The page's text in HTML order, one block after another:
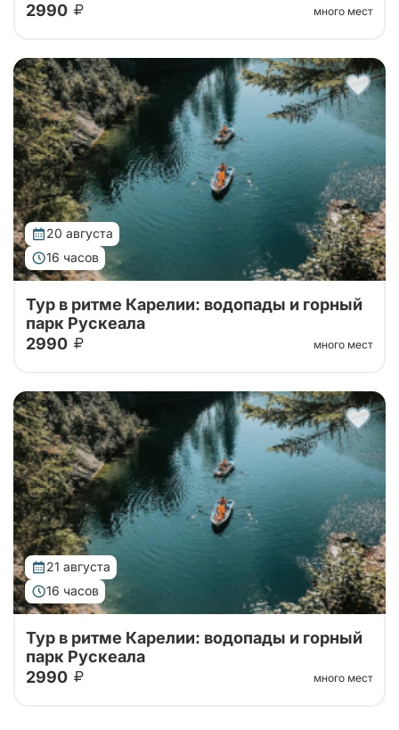
Автобусный тур в горный парк Рускеала из Санкт-
Петербурга, переезд на большом
комфортабельном автобусе прямиком до парка!
2990
много мест
20 августа
16 часов
Автобусный тур в горный парк Рускеала из Санкт-
Петербурга, переезд на большом
комфортабельном автобусе прямиком до парка!
Тур в ритме Карелии: водопады и горный
парк Рускеала
2990
много мест
21 августа
16 часов
Тур в ритме Карелии: водопады и горный
парк Рускеала
2990
много мест